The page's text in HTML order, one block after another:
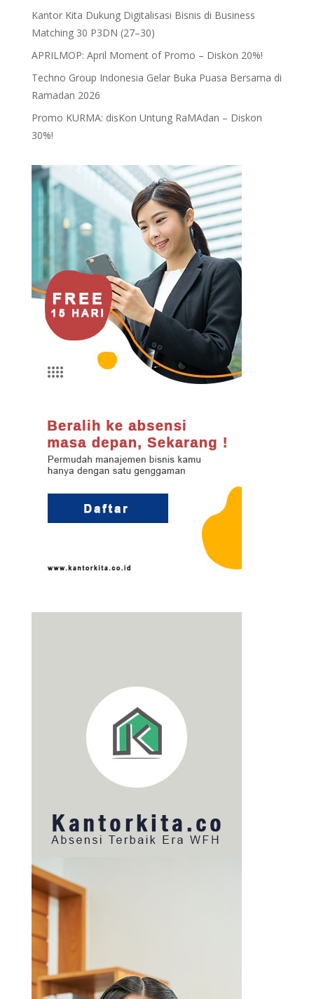
Kantor Kita Dukung Digitalisasi Bisnis di Business
Matching 30 P3DN (27–30)
APRILMOP: April Moment of Promo – Diskon 20%!
Techno Group Indonesia Gelar Buka Puasa Bersama di
Ramadan 2026
Promo KURMA: disKon Untung RaMAdan – Diskon
30%!